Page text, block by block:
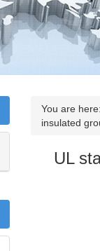
You are here:
insulated
UL